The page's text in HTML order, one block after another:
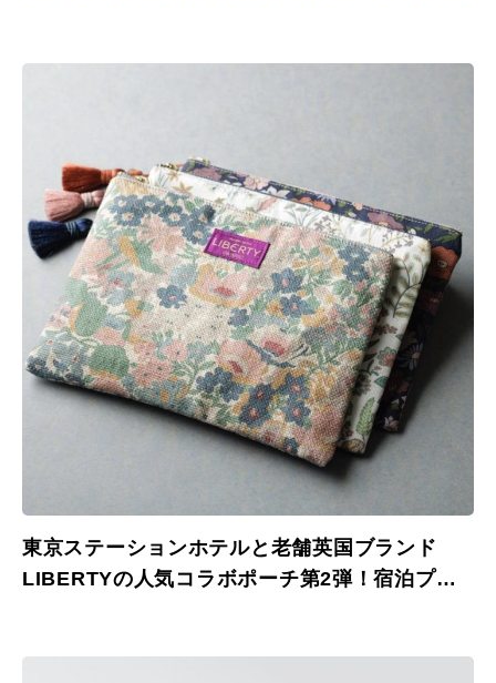
東京ステーションホテルと老舗英国ブランド
LIBERTYの人気コラボポーチ第2弾！宿泊プラ